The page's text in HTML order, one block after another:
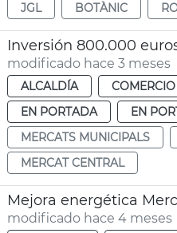
JGL
BOTÀNIC
Inversión 800.000
modificado hace 3 meses
ALCALDÍA COMERCIO
EN PORTADA
EN
MERCATS MUNICIPALS
MERCAT CENTRAL
Mejora energética
modificado hace 4 meses